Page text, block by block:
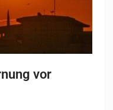
vor